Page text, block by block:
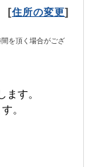
[住所の変更]
を頂く場合がござ
ます。
。